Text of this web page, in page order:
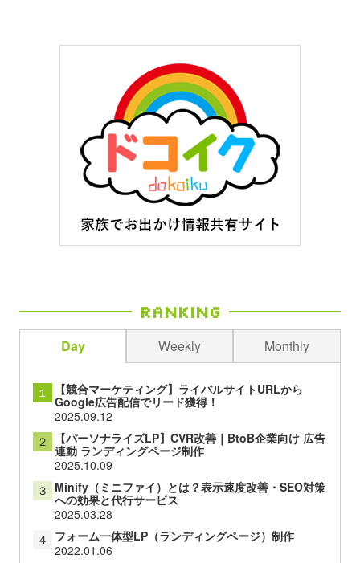
Ranking
Day Weekly Monthly
１
【競合マーケティング】ライバルサイトURLから
Google広告配信でリード獲得！
2025.09.12
２
【パーソナライズLP】CVR改善｜BtoB企業向け 広告
連動 ランディングページ制作
2025.10.09
３ Minify（ミニファイ）とは？表示速度改善・SEO対策
への効果と代行サービス
2025.03.28
４ フォーム一体型LP（ランディングページ）制作
2022.01.06